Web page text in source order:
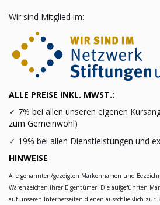
Wir sind Mitglied im:
ALLE PREISE INKL. MWST.:
✓ 7% bei allen unseren eigenen
zum Gemeinwohl)
✓ 19% bei allen Dienstleistungen und
HINWEISE
Alle genannten/gezeigten Markennamen und
Warenzeichen ihrer Eigentümer. Die aufgeführten
auf unseren Internetseiten dienen ausschließlich zur